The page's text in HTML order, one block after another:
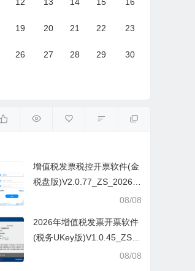
19 20 21 22 23
26 27 28 29 30
增值税发票税控开票软件(金
税盘版)V2.0.77_ZS_20260
08/08
2026年增值税发票开票软件
(税务UKey版)V1.0.45_ZS_
08/08